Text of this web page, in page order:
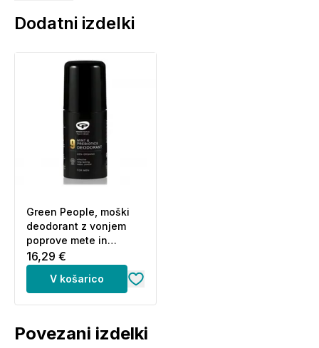
* Sestavine ekološkega porekla (90,3%)
Dodatni izdelki
Green People, moški
deodorant z vonjem
poprove mete in
evkaliptusa (75 ml)
16,29 €
V košarico
Povezani izdelki